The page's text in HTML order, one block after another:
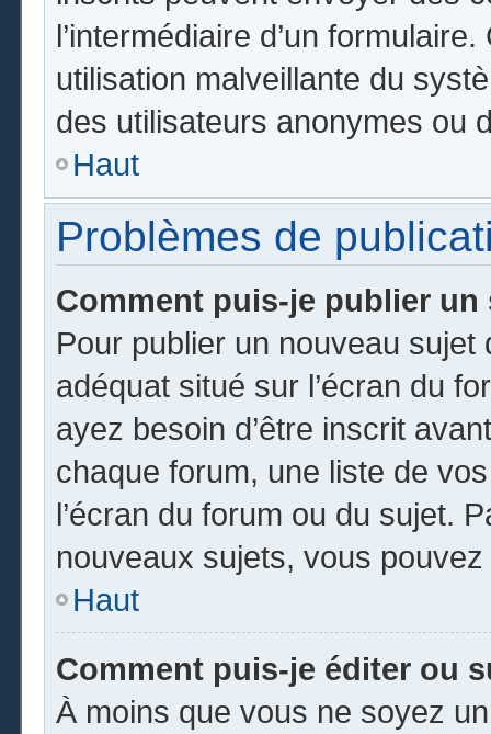
l’intermédiaire d’un
utilisation malveillante du
des utilisateurs anonymes ou
Haut
Problèmes de
Comment puis-je publier
Pour publier un nouveau
adéquat situé sur l’écran du
ayez besoin d’être inscrit
chaque forum, une liste de
l’écran du forum ou du sujet.
nouveaux sujets, vous
Haut
Comment puis-je éditer ou
À moins que vous ne soyez